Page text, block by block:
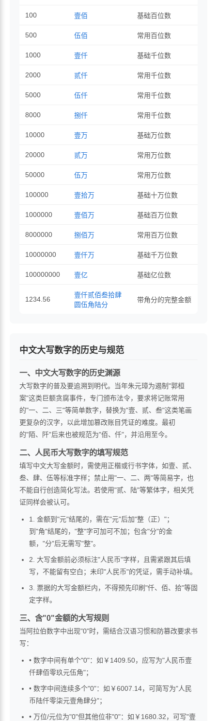
100 壹佰 基础百位数
500 伍佰 常用百位数
1000 壹仟 基础千位数
2000 贰仟 常用千位数
5000 伍仟 常用千位数
8000 捌仟 常用千位数
10000 壹万 基础万位数
20000 贰万 常用万位数
50000 伍万 常用万位数
100000 壹拾万 基础十万位数
1000000 壹佰万 基础百万位数
8000000 捌佰万 常用百万位数
10000000 壹仟万 基础千万位数
100000000 壹亿 基础亿位数
1234.56
壹仟贰佰叁拾肆
圆伍角陆分
带角分的完整金额
中文大写数字的历史与规范
一、中文大写数字的历史渊源
大写数字的普及要追溯到明代。当年朱元璋为遏制"郭桓
案"这类巨额贪腐事件，专门颁布法令，要求将记账常用
的"一、二、三"等简单数字，替换为"壹、贰、叁"这类笔画
更复杂的汉字，以此增加篡改账目凭证的难度。最初
的"陌、阡"后来也被规范为"佰、仟"，并沿用至今。
二、人民币大写数字的填写规范
填写中文大写金额时，需使用正楷或行书字体，如壹、贰、
叁、肆、伍等标准字样；禁止用"一、二、两"等简易字，也
不能自行创造简化写法。若使用"贰、陆"等繁体字，相关凭
证同样会被认可。
1. 金额到"元"结尾的，需在"元"后加"整（正）"；
到"角"结尾的，"整"字可加可不加；包含"分"的金
额，"分"后无需写"整"。
2. 大写金额前必须标注"人民币"字样，且需紧跟其后填
写，不能留有空白；未印"人民币"的凭证，需手动补填。
3. 票据的大写金额栏内，不得预先印刷"仟、佰、拾"等固
定字样。
三、含"0"金额的大写规则
当阿拉伯数字中出现"0"时，需结合汉语习惯和防篡改要求书
写：
• 数字中间有单个"0"：如￥1409.50，应写为"人民币壹
仟肆佰零玖元伍角"；
• 数字中间连续多个"0"：如￥6007.14，可简写为"人民
币陆仟零柒元壹角肆分"；
• 万位/元位为"0"但其他位非"0"：如￥1680.32，可写"壹